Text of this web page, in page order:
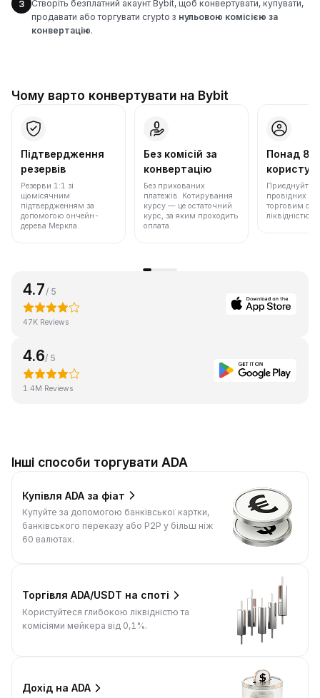
3
Створіть безплатний акаунт Bybit, щоб конвертувати, купувати,
продавати або торгувати crypto з нульовою комісією за
конвертацію.
Чому варто конвертувати на Bybit
Підтвердження
резервів
Резерви 1:1 зі
щомісячним
підтвердженням за
допомогою ончейн-
дерева Меркла.
Без комісій за
конвертацію
Без прихованих
платежів. Котирування
курсу — це остаточний
курс, за яким проходить
оплата.
Понад 86
Приєднуйтеся
провідних
торговим
ліквідністю.
4.7 / 5
47K Reviews
4.6/ 5
1.4M Reviews
Інші способи торгувати ADA
Купівля ADA за фіат
Купуйте за допомогою банківської картки,
банківського переказу або P2P у більш ніж
60 валютах.
Торгівля ADA/USDT на споті
Користуйтеся глибокою ліквідністю та
комісіями мейкера від 0,1%.
Дохід на ADA